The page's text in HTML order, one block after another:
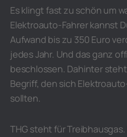
Es klingt fast zu schön um
Elektroauto-Fahrer kannst
Aufwand bis zu 350 Euro
jedes Jahr. Und das ganz
beschlossen. Dahinter
Begriff, den sich
sollten.
THG steht für